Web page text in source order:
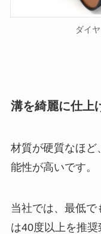
ダイ
溝を綺麗に仕上
材質が硬質なほど
能性が高いです。
当社では、最低で
は40度以上を推奨